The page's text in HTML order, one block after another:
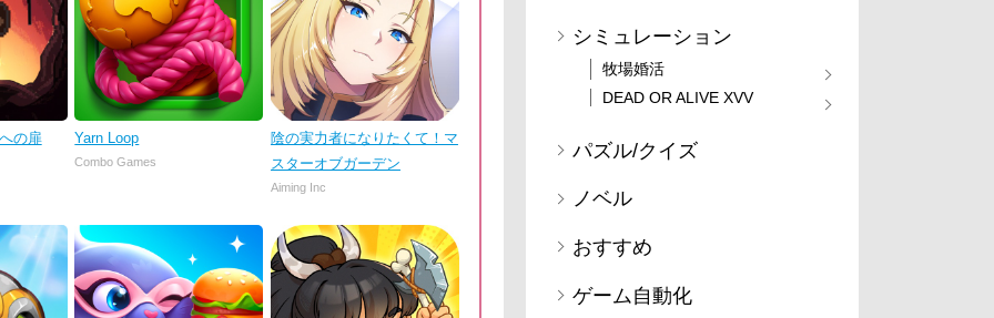
の扉 Yarn Loop
Combo Games
陰の実力者になりたくて！マ
スターオブガーデン
Aiming Inc
シミュレーション
牧場婚活
DEAD OR ALIVE XVV
パズル/クイズ
ノベル
おすすめ
ゲーム自動化